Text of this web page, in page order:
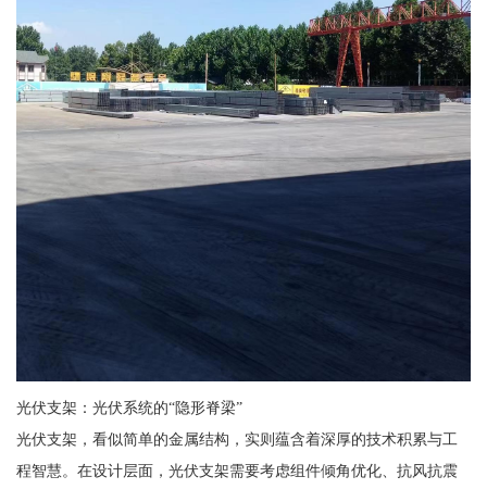
光伏支架：光伏系统的“隐形脊梁”
光伏支架，看似简单的金属结构，实则蕴含着深厚的技术积累与工
程智慧。在设计层面，光伏支架需要考虑组件倾角优化、抗风抗震